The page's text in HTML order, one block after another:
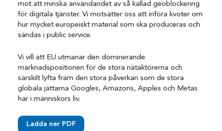
mot att minska användandet av så kallad geoblockering
för digitala tjänster. Vi motsätter oss att införa kvoter om
hur mycket europeiskt material som ska produceras och
sändas i public service.
Vi vill att EU utmanar den dominerande
marknadspositionen för de stora nätaktörerna och
särskilt lyfta fram den stora påverkan som de stora
globala jättarna Googles, Amazons, Apples och Metas
har i människors liv.
Ladda ner PDF